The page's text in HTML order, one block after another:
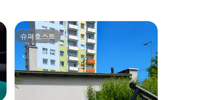
슈퍼호스트
슈퍼호스트